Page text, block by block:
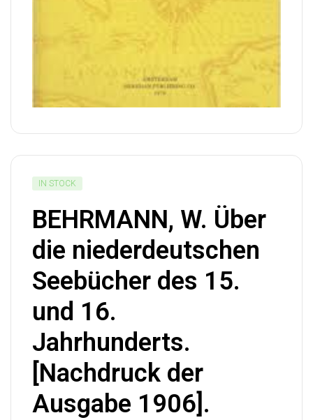
IN STOCK
BEHRMANN, W. Über
die niederdeutschen
Seebücher des 15.
und 16.
Jahrhunderts.
[Nachdruck der
Ausgabe 1906].